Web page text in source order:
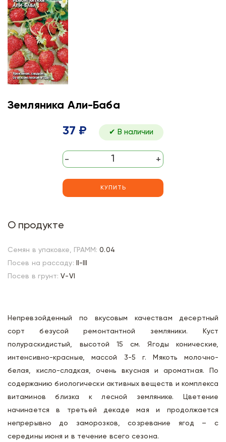
Земляника Али-Баба
37 ₽ ✔ В наличии
- +
КУПИТЬ
О продукте
Семян в упаковке, ГРАММ: 0.04
Посев на рассаду:
II-III
Посев в грунт: V-VI
Непревзойденный по вкусовым качествам десертный
сорт безусой ремонтантной земляники. Куст
полураскидистый, высотой 15 см. Ягоды конические,
интенсивно-красные, массой 3-5 г. Мякоть молочно-
белая, кисло-сладкая, очень вкусная и ароматная. По
содержанию биологически активных веществ и комплекса
витаминов близка к лесной землянике. Цветение
начинается в третьей декаде мая и продолжается
непрерывно до заморозков, созревание ягод – с
середины июня и в течение всего сезона.